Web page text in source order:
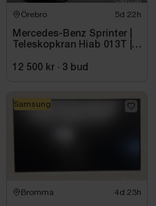
Örebro 5d 22h
Mercedes-Benz Sprinter |
Teleskopkran Hiab 013T |
12 500 kr · 3 bud
Bromma 4d 23h
Samsung